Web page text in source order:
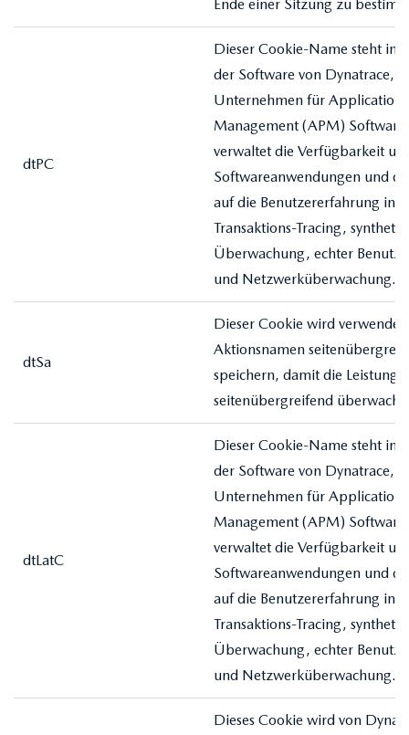
Ende einer Sitzung zu
dtPC
Dieser Cookie-Name steht in
der Software von Dynatrace,
Unternehmen für Application
Management (APM)
verwaltet die Verfügbarkeit
Softwareanwendungen und
auf die Benutzererfahrung in
Transaktions-Tracing,
Überwachung, echter
und Netzwerküberwachung.
dtSa
Dieser Cookie wird
Aktionsnamen
speichern, damit die Leistung
seitenübergreifend überwacht
dtLatC
Dieser Cookie-Name steht in
der Software von Dynatrace,
Unternehmen für Application
Management (APM)
verwaltet die Verfügbarkeit
Softwareanwendungen und
auf die Benutzererfahrung in
Transaktions-Tracing,
Überwachung, echter
und Netzwerküberwachung.
Dieses Cookie wird von